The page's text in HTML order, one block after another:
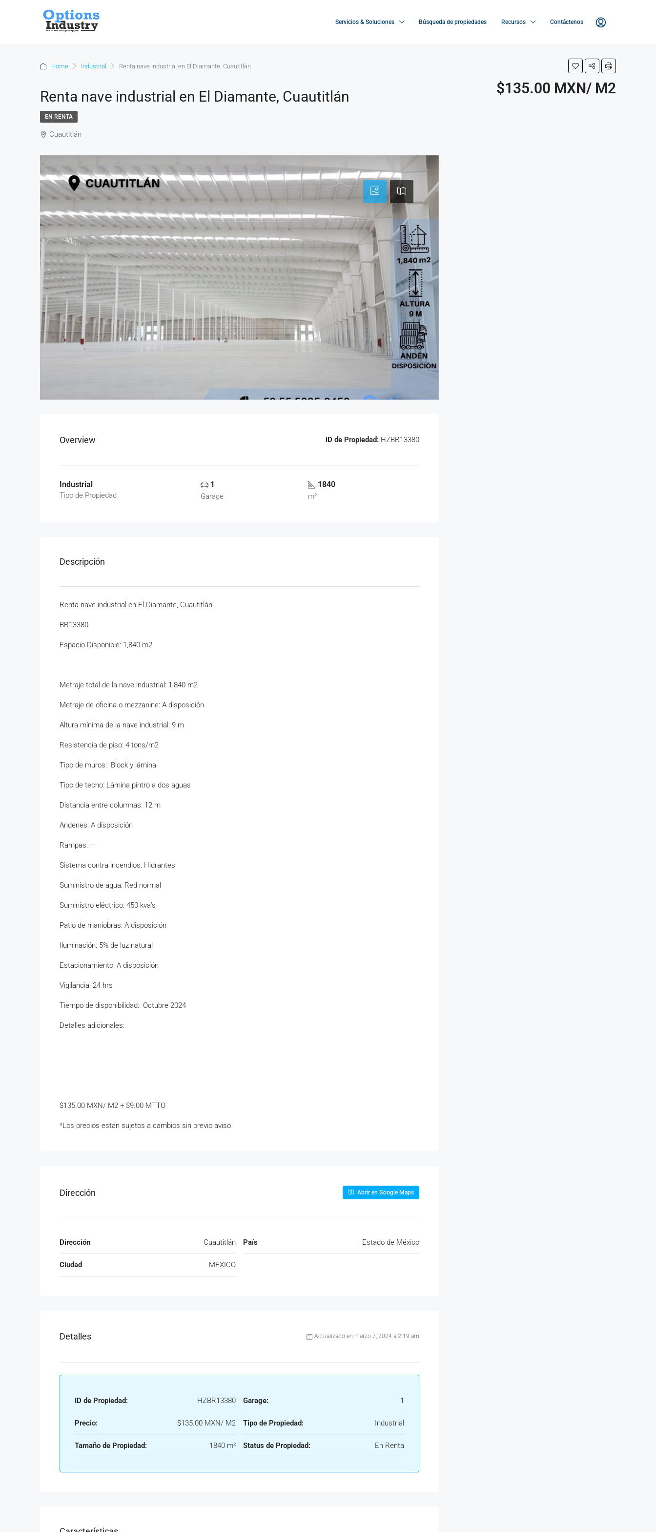
Servicios & Soluciones Búsqueda de propiedades Recursos Contáctenos
Home Industrial Renta nave industrial en El Diamante, Cuautitlán
Renta nave industrial en El Diamante, Cuautitlán $135.00 MXN/ M2
EN RENTA
Cuautitlán
Overview ID de Propiedad: HZBR13380
Industrial
Tipo de Propiedad
1
Garage
1840
m²
Descripción
Renta nave industrial en El Diamante, Cuautitlán
BR13380
Espacio Disponible: 1,840 m2
Metraje total de la nave industrial: 1,840 m2
Metraje de oficina o mezzanine: A disposición
Altura mínima de la nave industrial: 9 m
Resistencia de piso: 4 tons/m2
Tipo de muros: Block y lámina
Tipo de techo: Lámina pintro a dos aguas
Distancia entre columnas: 12 m
Andenes: A disposición
Rampas: –
Sistema contra incendios: Hidrantes
Suministro de agua: Red normal
Suministro eléctrico: 450 kva’s
Patio de maniobras: A disposición
Iluminación: 5% de luz natural
Estacionamiento: A disposición
Vigilancia: 24 hrs
Tiempo de disponibilidad: Octubre 2024
Detalles adicionales:
$135.00 MXN/ M2 + $9.00 MTTO
*Los precios están sujetos a cambios sin previo aviso
Dirección Abrir en Google Maps
Dirección Cuautitlán
Ciudad MEXICO
País Estado de México
Detalles Actualizado en marzo 7, 2024 a 2:19 am
ID de Propiedad: HZBR13380
Precio: $135.00 MXN/ M2
Tamaño de Propiedad: 1840 m²
Garage: 1
Tipo de Propiedad: Industrial
Status de Propiedad: En Renta